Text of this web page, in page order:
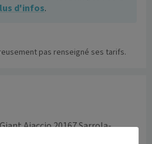
d'infos.
pas renseigné ses tarifs.
Ajaccio 20167 Sarrola-